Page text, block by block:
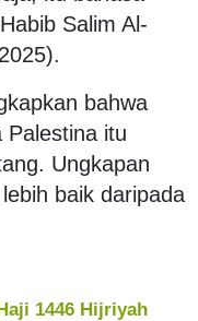
Salim Al-
bahwa
Palestina itu
Ungkapan
baik daripada
1446 Hijriyah